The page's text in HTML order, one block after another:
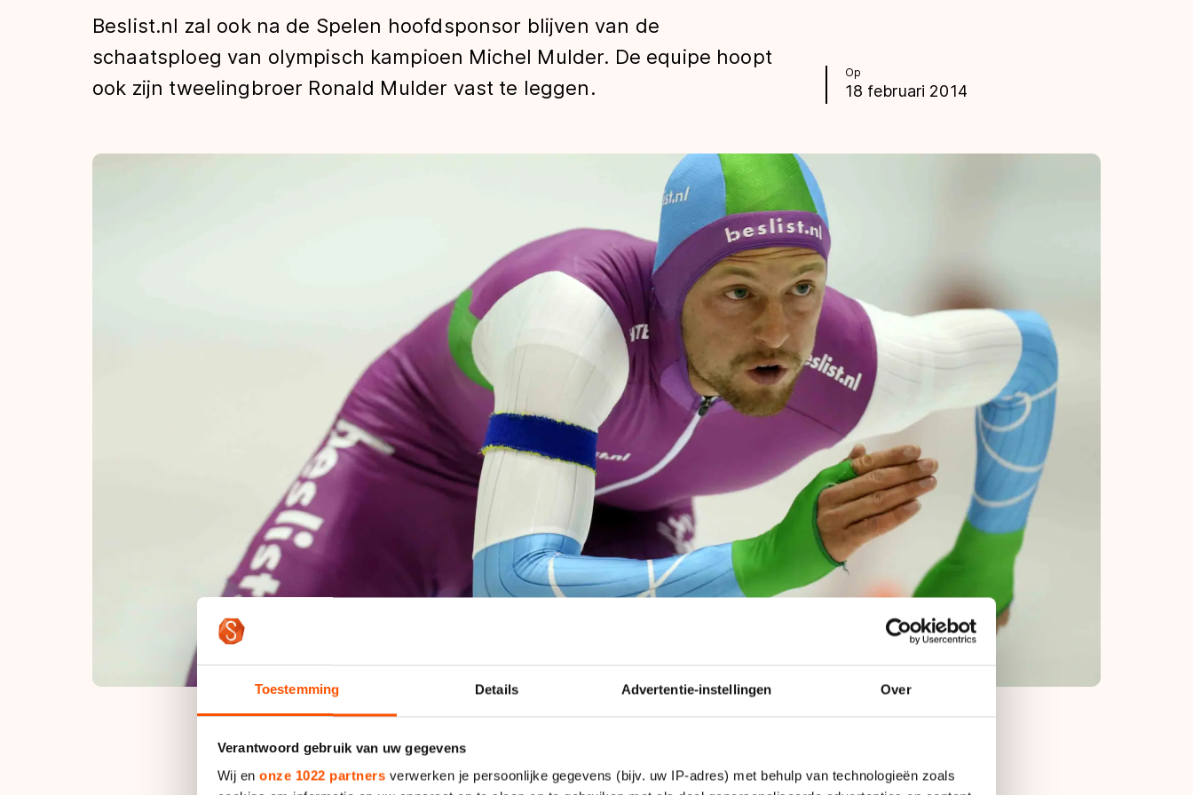
Toestemming Details Advertentie-instellingen Over
Verantwoord gebruik van uw gegevens
Wij en onze 1022 partners verwerken je persoonlijke gegevens (bijv. uw IP-adres) met behulp van technologieën zoals
Tijden & historie
De weg op
Schaatsfans
Op
18 februari 2014
Beslist.nl zal ook na de Spelen hoofdsponsor blijven van de
schaatsploeg van olympisch kampioen Michel Mulder. De equipe hoopt
ook zijn tweelingbroer Ronald Mulder vast te leggen.
Dat laat directeur Kees Verpalen namens beslist.nl weten aan De Telegraaf. ''We hebben nog